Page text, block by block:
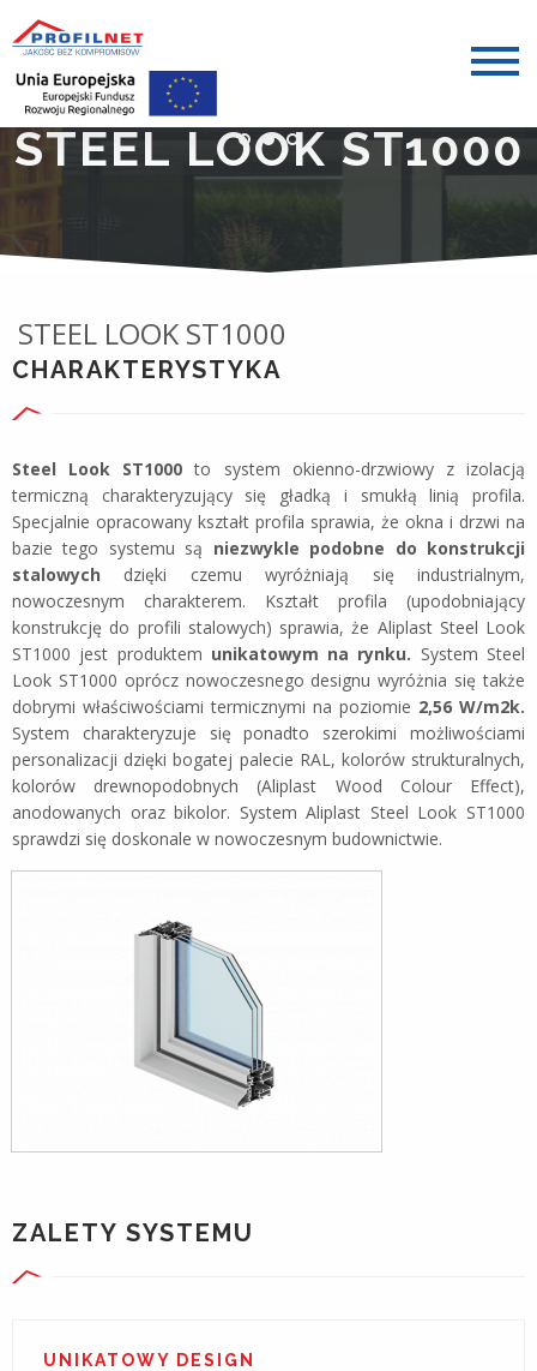
STEEL LOOK ST1000
STEEL LOOK ST1000
CHARAKTERYSTYKA
Steel Look ST1000 to system okienno-drzwiowy z izolacją
termiczną charakteryzujący się gładką i smukłą linią profila.
Specjalnie opracowany kształt profila sprawia, że okna i drzwi na
bazie tego systemu są niezwykle podobne do konstrukcji
stalowych dzięki czemu wyróżniają się industrialnym,
nowoczesnym charakterem. Kształt profila (upodobniający
konstrukcję do profili stalowych) sprawia, że Aliplast Steel Look
ST1000 jest produktem unikatowym na rynku. System Steel
Look ST1000 oprócz nowoczesnego designu wyróżnia się także
dobrymi właściwościami termicznymi na poziomie 2,56 W/m2k.
System charakteryzuje się ponadto szerokimi możliwościami
personalizacji dzięki bogatej palecie RAL, kolorów strukturalnych,
kolorów drewnopodobnych (Aliplast Wood Colour Effect),
anodowanych oraz bikolor. System Aliplast Steel Look ST1000
sprawdzi się doskonale w nowoczesnym budownictwie.
ZALETY SYSTEMU
UNIKATOWY DESIGN